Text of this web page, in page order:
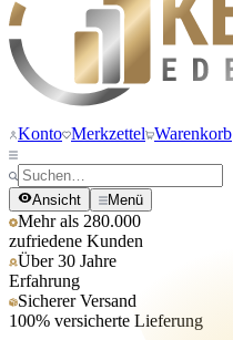
Konto Merkzettel Warenkorb
Ansicht Menü
Mehr als 280.000
zufriedene Kunden
Über 30 Jahre
Erfahrung
Sicherer Versand
100% versicherte Lieferung